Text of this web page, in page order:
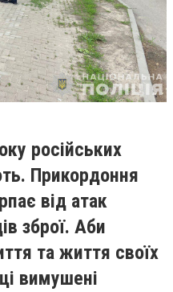
російських
Прикордоння
від атак
зброї. Аби
та життя своїх
вимушені